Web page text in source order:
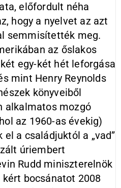
előfordult néha
hogy a nyelvet az azt
semmisítették meg.
az őslakos
egy-két hét leforgása
mint Henry Reynolds
könyveiből
alkalmatos mozgó
az 1960-as évekig)
a családjuktól a „vad”
úriembert
Rudd miniszterelnök
bocsánatot 2008